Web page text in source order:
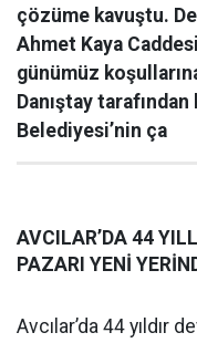
çözüme kavuştu.
Ahmet Kaya
günümüz
Danıştay
Belediyesi’nin ça
AVCILAR’DA 44
PAZARI YENİ
Avcılar’da 44 yıldır